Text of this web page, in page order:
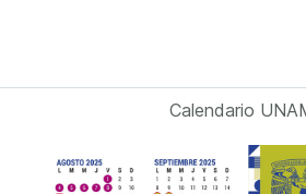
Calendario